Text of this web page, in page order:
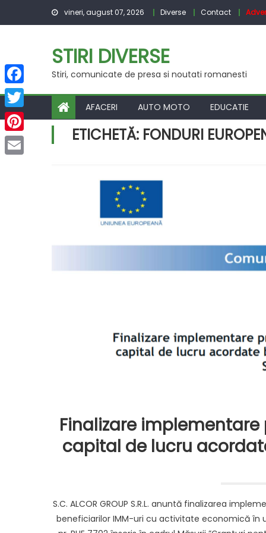
vineri, august 07, 2026 Diverse Contact
STIRI DIVERSE
Stiri, comunicate de presa si noutati romanesti
AFACERI AUTO MOTO EDUCATIE
ETICHETĂ: FONDURI
Finalizare
capital de lucru
S.C. ALCOR GROUP S.R.L. anuntă finalizarea
beneficiarilor IMM-uri cu activitate economică în
Facebook
Twitter
Pinterest